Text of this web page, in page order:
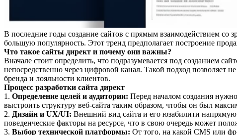
В последние годы создание сайтов с прямым взаимодействием со
большую популярность. Этот тренд предполагает построение
Что такое сайты директ и почему они важны?
Вначале стоит определить, что подразумевается под созданием
непосредственно через цифровой канал. Такой подход позволяет
бренда и лояльности клиентов.
Процесс разработки сайта директ
1. Определение целей и аудитории: Перед началом создания
выстроить структуру веб-сайта таким образом, чтобы он был
2. Дизайн и UX/UI: Внешний вид сайта и его юзабилити напрямую
поведенческие факторы на ресурсе, что в свою очередь может
3. Выбор технической платформы: От того, на какой CMS или